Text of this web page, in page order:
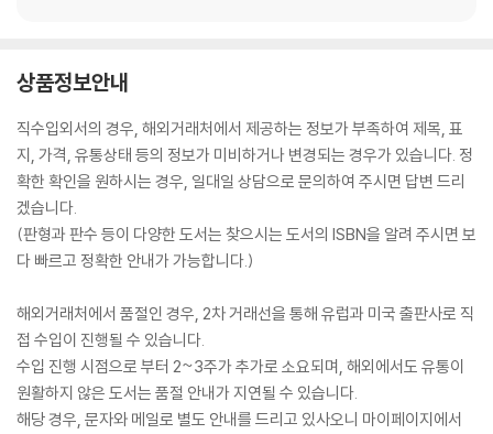
상품정보안내
직수입외서의 경우, 해외거래처에서 제공하는 정보가 부족하여 제목, 표
지, 가격, 유통상태 등의 정보가 미비하거나 변경되는 경우가 있습니다. 정
확한 확인을 원하시는 경우, 일대일 상담으로 문의하여 주시면 답변 드리
겠습니다.
(판형과 판수 등이 다양한 도서는 찾으시는 도서의 ISBN을 알려 주시면 보
다 빠르고 정확한 안내가 가능합니다.)
해외거래처에서 품절인 경우, 2차 거래선을 통해 유럽과 미국 출판사로 직
접 수입이 진행될 수 있습니다.
수입 진행 시점으로 부터 2~3주가 추가로 소요되며, 해외에서도 유통이
원활하지 않은 도서는 품절 안내가 지연될 수 있습니다.
해당 경우, 문자와 메일로 별도 안내를 드리고 있사오니 마이페이지에서